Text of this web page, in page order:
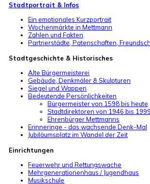
Stadtportrait & Infos
Ein emotionales Kurzportrait
Wochenmärkte in Mettmann
Zahlen und Fakten
Partnerstädte, Patenschaften,
Stadtgeschichte & Historisches
Alte Bürgermeisterei
Gebäude, Denkmäler & Skulpturen
Siegel und Wappen
Bedeutende Persönlichkeiten
Bürgermeister von 1598 bis heute
Stadtdirektoren von 1946 bis 1999
Ehrenbürger Mettmanns
Erinneringe - das wachsende Denk-Mal
Jubiläumsplatz im Wandel der Zeit
Einrichtungen
Feuerwehr und Rettungswache
Mehrgenerationenhaus / Jugendhaus
Musikschule